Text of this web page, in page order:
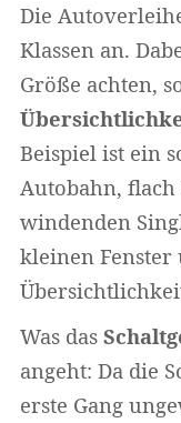
Die
Klassen an.
Größe achten,
Beispiel ist ein
Autobahn,
windenden
kleinen Fenster
Was das
angeht: Da die
erste Gang